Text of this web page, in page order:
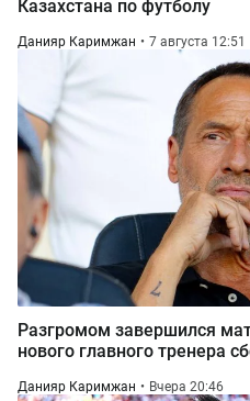
Казахстана по футболу
Данияр Каримжан 7 августа 12:51
Разгромом завершился
нового главного тренера
Данияр Каримжан Вчера 20:46